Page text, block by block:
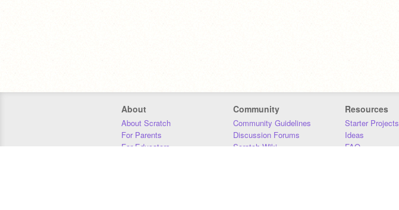
About
About Scratch
For Parents
For Educators
Community
Community Guidelines
Discussion Forums
Scratch Wiki
Resources
Starter Projects
Ideas
FAQ